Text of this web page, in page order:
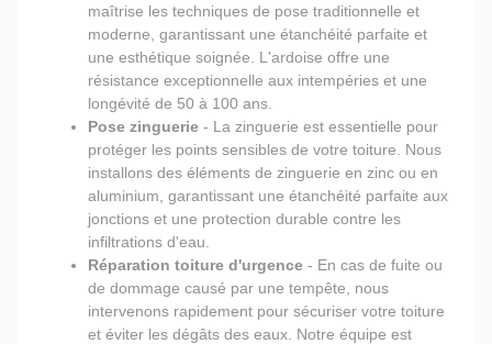
maîtrise les techniques de pose traditionnelle et
moderne, garantissant une étanchéité parfaite et
une esthétique soignée. L'ardoise offre une
résistance exceptionnelle aux intempéries et une
longévité de 50 à 100 ans.
Pose zinguerie - La zinguerie est essentielle pour
protéger les points sensibles de votre toiture. Nous
installons des éléments de zinguerie en zinc ou en
aluminium, garantissant une étanchéité parfaite aux
jonctions et une protection durable contre les
infiltrations d'eau.
Réparation toiture d'urgence - En cas de fuite ou
de dommage causé par une tempête, nous
intervenons rapidement pour sécuriser votre toiture
et éviter les dégâts des eaux. Notre équipe est